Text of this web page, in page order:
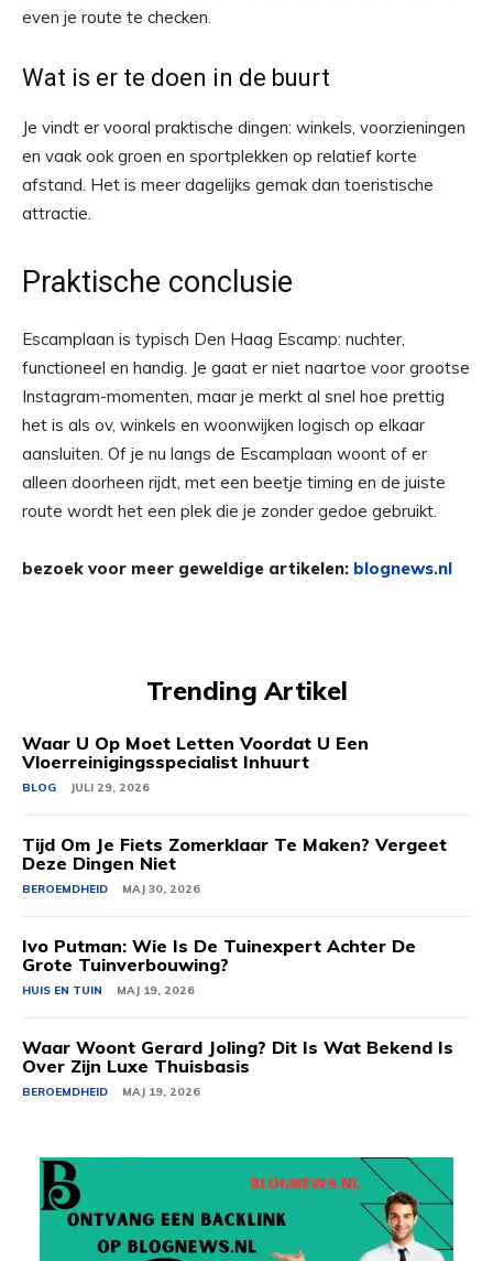
even je route te checken.
Wat is er te doen in de buurt
Je vindt er vooral praktische dingen: winkels, voorzieningen
en vaak ook groen en sportplekken op relatief korte
afstand. Het is meer dagelijks gemak dan toeristische
attractie.
Praktische conclusie
Escamplaan is typisch Den Haag Escamp: nuchter,
functioneel en handig. Je gaat er niet naartoe voor grootse
Instagram-momenten, maar je merkt al snel hoe prettig
het is als ov, winkels en woonwijken logisch op elkaar
aansluiten. Of je nu langs de Escamplaan woont of er
alleen doorheen rijdt, met een beetje timing en de juiste
route wordt het een plek die je zonder gedoe gebruikt.
bezoek voor meer geweldige artikelen: blognews.nl
Trending Artikel
Waar U Op Moet Letten Voordat U Een
Vloerreinigingsspecialist Inhuurt
BLOG JULI 29, 2026
Tijd Om Je Fiets Zomerklaar Te Maken? Vergeet
Deze Dingen Niet
BEROEMDHEID MAJ 30, 2026
Ivo Putman: Wie Is De Tuinexpert Achter De
Grote Tuinverbouwing?
HUIS EN TUIN MAJ 19, 2026
Waar Woont Gerard Joling? Dit Is Wat Bekend Is
Over Zijn Luxe Thuisbasis
BEROEMDHEID MAJ 19, 2026